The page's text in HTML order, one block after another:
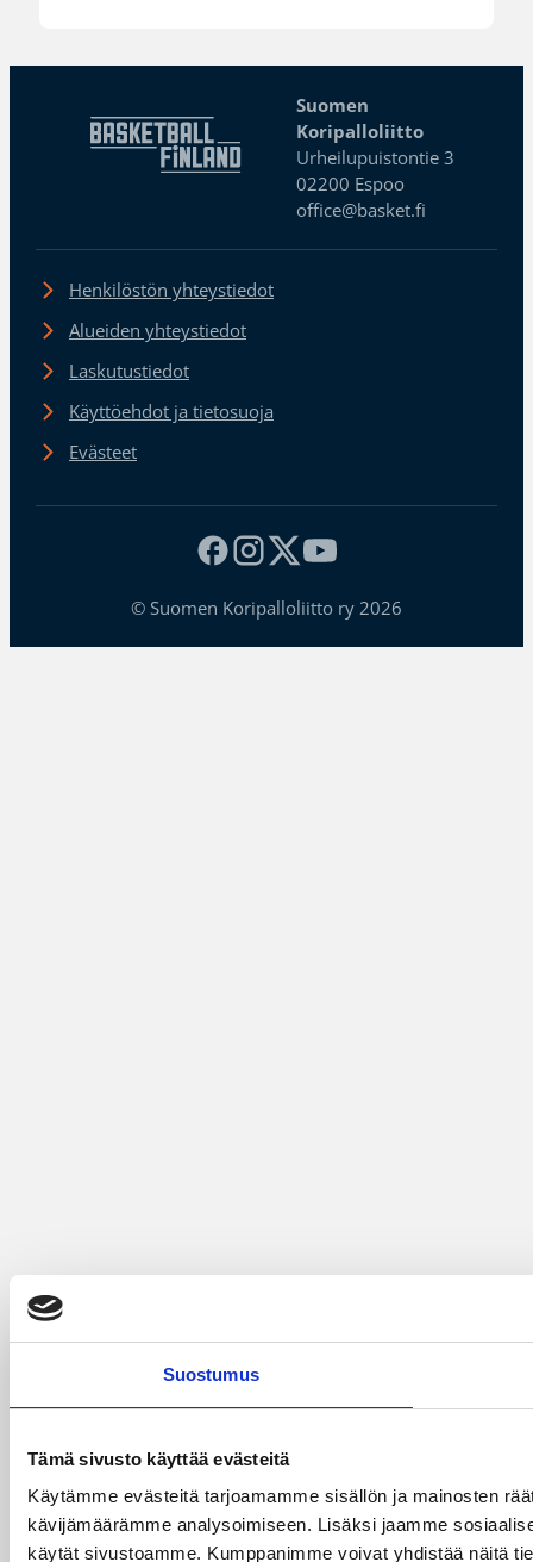
Suostumus
Tämä sivusto käyttää evästeitä
Käytämme evästeitä tarjoamamme sisällön ja mainosten
kävijämäärämme analysoimiseen. Lisäksi jaamme
käytät sivustoamme. Kumppanimme voivat yhdistää näitä
Suomen
Koripalloliitto
Urheilupuistontie 3
02200 Espoo
office@basket.fi
Henkilöstön yhteystiedot
Alueiden yhteystiedot
Laskutustiedot
Käyttöehdot ja tietosuoja
Evästeet
© Suomen Koripalloliitto ry 2026